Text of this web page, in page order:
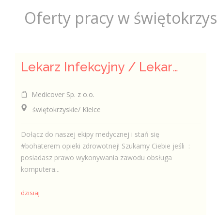
Oferty pracy w
Lekarz Infekcyjny / Lekarka Infekcyjna
Medicover Sp. z o.o.
świętokrzyskie/ Kielce
Dołącz do naszej ekipy medycznej i stań się
#bohaterem opieki zdrowotnej! Szukamy Ciebie jeśli ​ :
posiadasz prawo wykonywania zawodu obsługa
komputera...
dzisiaj